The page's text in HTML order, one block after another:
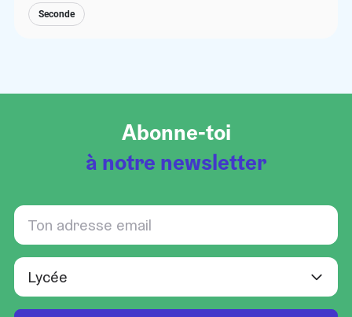
Seconde
Abonne-toi
à notre newsletter